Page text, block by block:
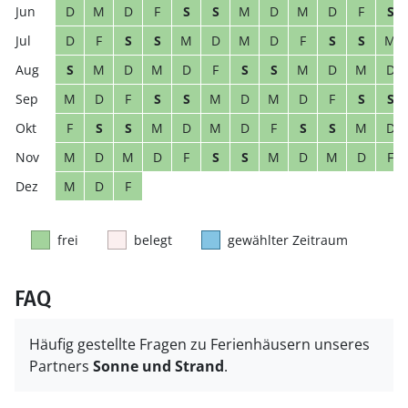
D
M D F S S M D M D F
S
D
F S S M D M D F S S
M
S
M D M D F S S M D M
D
M
D F S S M D M D F S
S
F
S S M D M D F S S M
D
M
D M D F S S M D M D
F
M
D F
frei belegt gewählter Zeitraum
FAQ
Häufig gestellte Fragen zu Ferienhäusern unseres
Partners Sonne und Strand.